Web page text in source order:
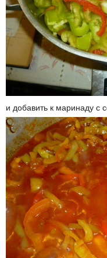
и добавить к маринаду с